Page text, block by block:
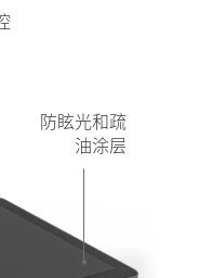
防眩光和疏
油涂层